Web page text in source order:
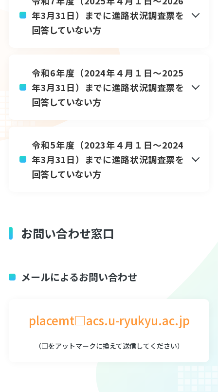
保護者の皆様へ
キャリア教育センターについて
うりずんインターンシップ
年3月31日）までに進路状況調査票を
回答していない方
令和6年度（2024年４月１日～2025
年3月31日）までに進路状況調査票を
回答していない方
令和5年度（2023年４月１日～2024
年3月31日）までに進路状況調査票を
回答していない方
お問い合わせ窓口
メールによるお問い合わせ
placemt□acs.u-ryukyu.ac.jp
（□をアットマークに換えて送信してください）